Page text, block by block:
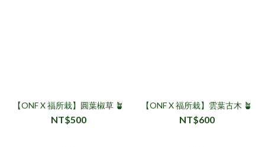
【ONF X 福所栽】圓葉椒草 🪴
NT$500
【ONF X 福所栽】雲葉古木 🪴
NT$600